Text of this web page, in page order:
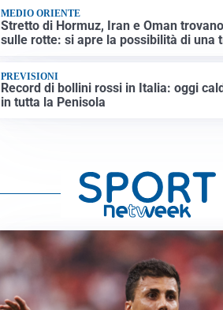
MEDIO ORIENTE
Stretto di Hormuz, Iran e Oman
sulle rotte: si apre la possibilità di una
PREVISIONI
Record di bollini rossi in Italia: oggi
in tutta la Penisola